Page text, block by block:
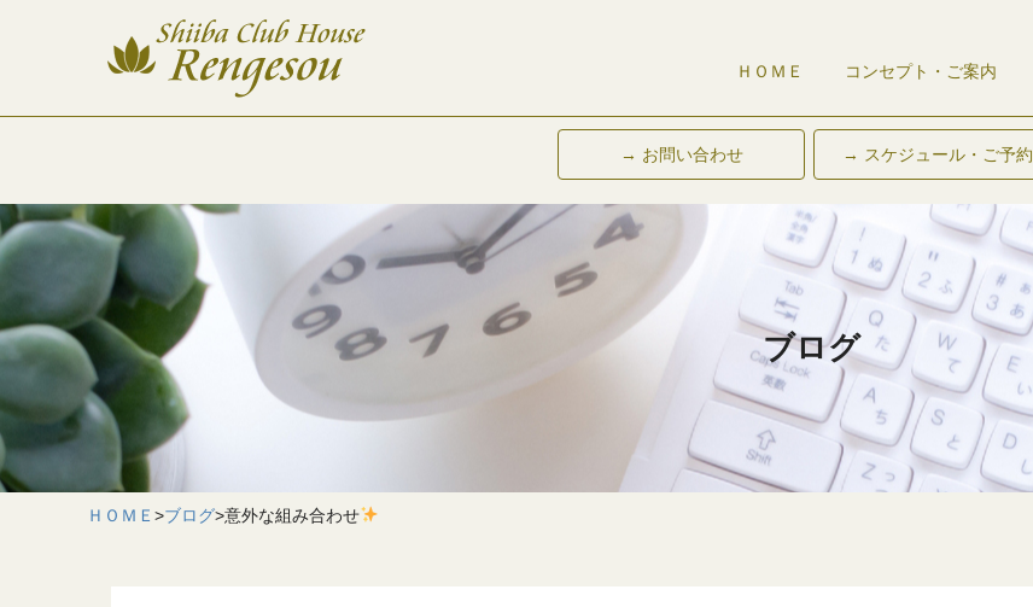
ＨＯＭＥ コンセプト・ご案内
→ お問い合わせ → スケジュール・ご予約
ブログ
ＨＯＭＥ >ブログ>意外な組み合わせ